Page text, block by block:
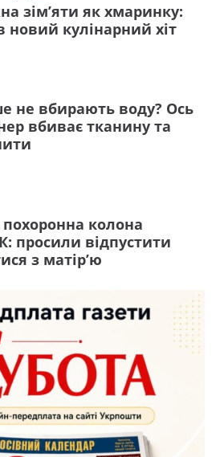
зім’яти як хмаринку:
новий кулінарний хіт
не вбирають воду? Ось
вбиває тканину та
колона
просили відпустити
з матір’ю